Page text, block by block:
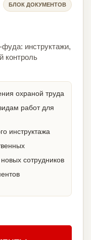
БЛОК ДОКУМЕНТОВ
фуда: инструктажи,
контроль
охраной труда
работ для
инструктажа
сотрудников